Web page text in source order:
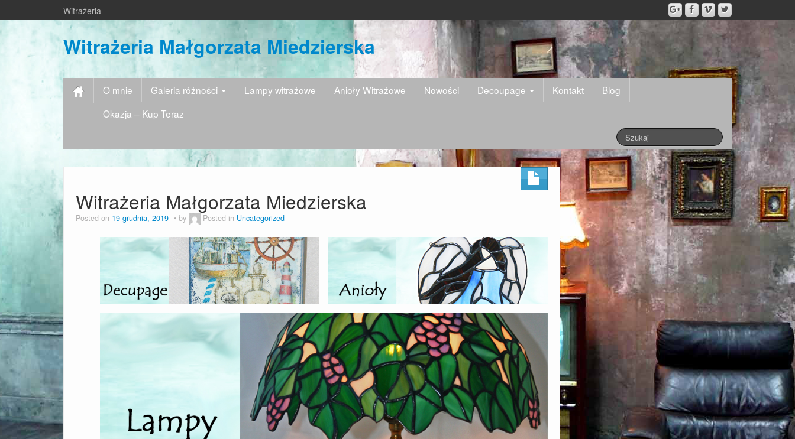
Witrażeria
Witrażeria Małgorzata Miedzierska
O mnie Galeria różności Lampy witrażowe Anioły Witrażowe Nowości Decoupage Kontakt
Blog
Okazja – Kup Teraz
Witrażeria Małgorzata Miedzierska
Posted on 19 grudnia, 2019 by Posted in Uncategorized